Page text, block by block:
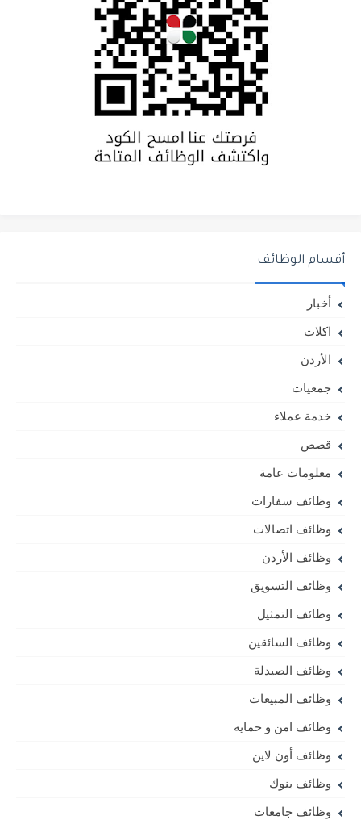
أقسام الوظائف
أخبار
اكلات
الأردن
جمعيات
خدمة عملاء
قصص
معلومات عامة
وظائف سفارات
وظائف اتصالات
وظائف الأردن
وظائف التسويق
وظائف التمثيل
وظائف السائقين
وظائف الصيدلة
وظائف المبيعات
وظائف امن و حمايه
وظائف أون لاين
وظائف بنوك
وظائف جامعات